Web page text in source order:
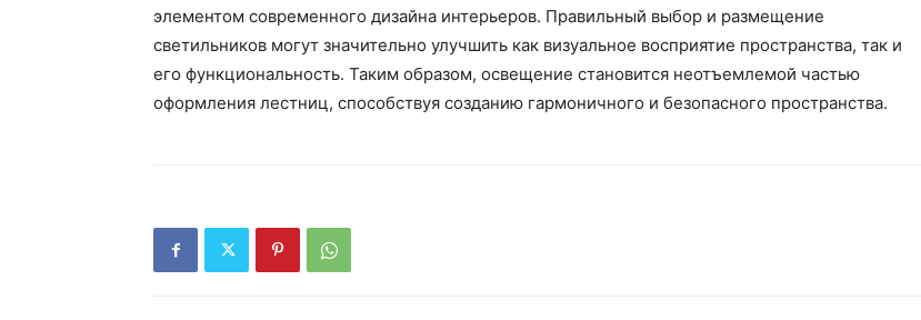
элементом современного дизайна интерьеров. Правильный выбор и размещение
светильников могут значительно улучшить как визуальное восприятие пространства, так и
его функциональность. Таким образом, освещение становится неотъемлемой частью
оформления лестниц, способствуя созданию гармоничного и безопасного пространства.